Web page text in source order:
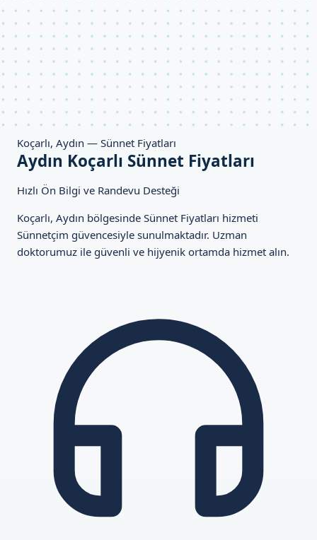
Koçarlı, Aydın — Sünnet Fiyatları
Aydın Koçarlı Sünnet Fiyatları
Hızlı Ön Bilgi ve Randevu Desteği
Koçarlı, Aydın bölgesinde Sünnet Fiyatları hizmeti
Sünnetçim güvencesiyle sunulmaktadır. Uzman
doktorumuz ile güvenli ve hijyenik ortamda hizmet alın.